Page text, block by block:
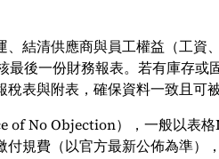
結清供應商與員工權益（工資
最後一份財務報表。若有庫存或
表與附表，確保資料一致且可被
of No Objection），一般以表
規費（以官方最新公佈為準）